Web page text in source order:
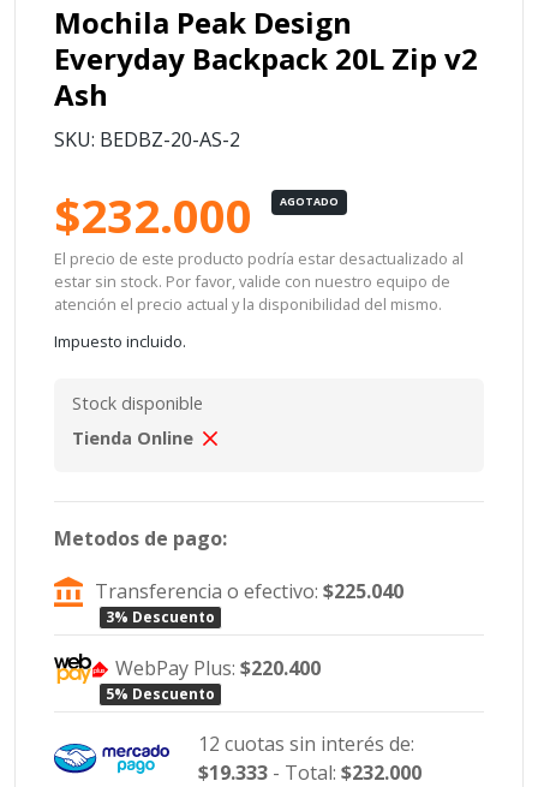
Mochila Peak Design
Everyday Backpack 20L Zip v2
Ash
SKU: BEDBZ-20-AS-2
$232.000 AGOTADO
El precio de este producto podría estar desactualizado al
estar sin stock. Por favor, valide con nuestro equipo de
atención el precio actual y la disponibilidad del mismo.
Impuesto incluido.
Stock disponible
Tienda Online
Metodos de pago:
Transferencia o efectivo:$225.040
3% Descuento
WebPay Plus:$220.400
5% Descuento
12 cuotas sin interés de:
$19.333- Total: $232.000